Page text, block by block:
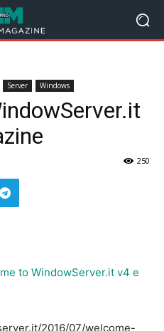
Server Windows
250
to WindowServer.it v4 e
2016/07/welcome-